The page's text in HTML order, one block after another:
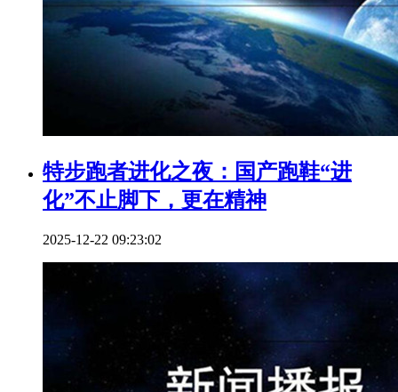
特步跑者进化之夜：国产跑鞋“进
化”不止脚下，更在精神
2025-12-22 09:23:02